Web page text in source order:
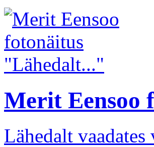
Merit Eensoo
Lähedalt